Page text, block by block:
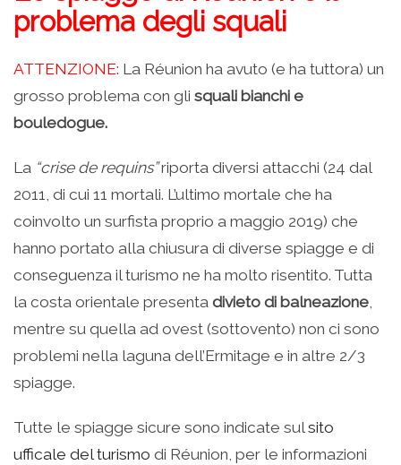
problema degli squali
ATTENZIONE: La Réunion ha avuto (e ha tuttora) un
grosso problema con gli squali bianchi e
bouledogue.
La “crise de requins”riporta diversi attacchi (24 dal
2011, di cui 11 mortali. L’ultimo mortale che ha
coinvolto un surfista proprio a maggio 2019) che
hanno portato alla chiusura di diverse spiagge e di
conseguenza il turismo ne ha molto risentito. Tutta
la costa orientale presenta divieto di balneazione,
mentre su quella ad ovest (sottovento) non ci sono
problemi nella laguna dell’Ermitage e in altre 2/3
spiagge.
Tutte le spiagge sicure sono indicate sulsito
ufficale del turismo di Réunion, per le informazioni